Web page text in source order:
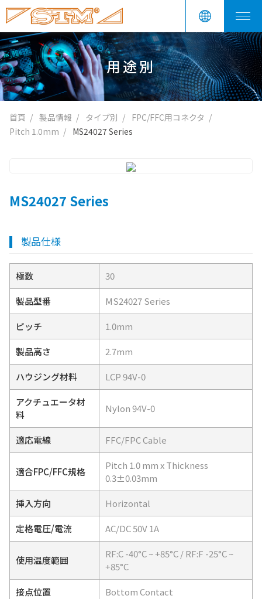
用途別
首頁 製品情報 タイプ別
FPC/FFC用コネクタ
Pitch 1.0mm
MS24027 Series
MS24027 Series
製品仕様
極数 30
製品型番 MS24027 Series
ピッチ 1.0mm
製品高さ 2.7mm
ハウジング材料 LCP 94V-0
アクチュエータ材
料
Nylon 94V-0
適応電線 FFC/FPC Cable
適合FPC/FFC規格
Pitch 1.0 mm x Thickness
0.3±0.03mm
挿入方向 Horizontal
定格電圧/電流 AC/DC 50V 1A
使用温度範囲
RF:C -40°C ~ +85°C / RF:F -25°C ~
+85°C
接点位置 Bottom Contact